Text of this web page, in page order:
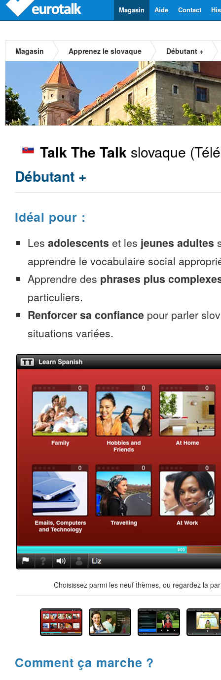
Contact
Aide
Magasin
Magasin Apprenez le slovaque Débutant +
Talk The Talk slovaque
Débutant +
Idéal pour :
Les adolescents et les jeunes adultes
apprendre le vocabulaire social
Apprendre des phrases plus
particuliers.
Renforcer sa confiance pour parler
situations variées.
Choisissez parmi les neuf thèmes, ou regardez la
Comment ça marche ?